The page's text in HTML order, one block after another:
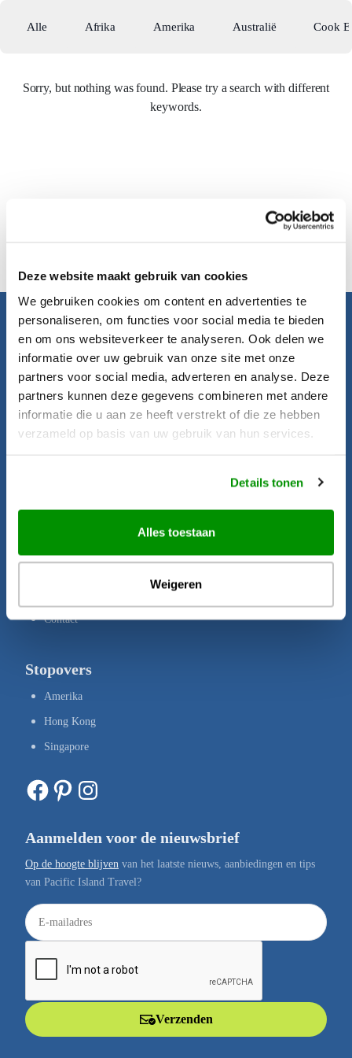
Deze website maakt gebruik van cookies
We gebruiken cookies om content en advertenties te
personaliseren, om functies voor social media te bieden
en om ons websiteverkeer te analyseren. Ook delen we
informatie over uw gebruik van onze site met onze
partners voor social media, adverteren en analyse. Deze
partners kunnen deze gegevens combineren met andere
informatie die u aan ze heeft verstrekt of die ze hebben
verzameld op basis van uw gebruik van hun services.
Details tonen
Alles toestaan
Weigeren
Alle Afrika Amerika Australië Cook
Sorry, but nothing was found. Please try a search with different
keywords.
Pacific Island Travel
Startpagina
Aanbiedingen
Bestemmingen
Brochures
Contact
Stopovers
Amerika
Hong Kong
Singapore
Facebook Pinterest Instagram
Aanmelden voor de nieuwsbrief
Op de hoogte blijven van het laatste nieuws, aanbiedingen en tips
van Pacific Island Travel?
E
-
a
Verzenden